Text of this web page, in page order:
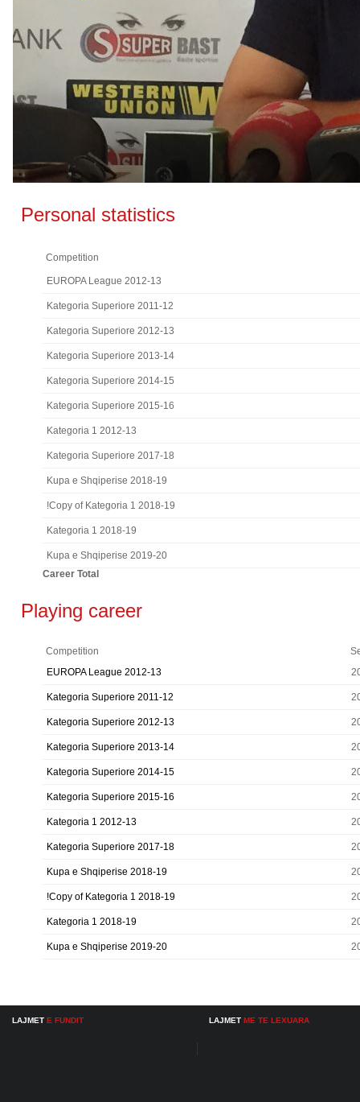
Personal statistics
Competition
EUROPA League 2012-13
Kategoria Superiore 2011-12
Kategoria Superiore 2012-13
Kategoria Superiore 2013-14
Kategoria Superiore 2014-15
Kategoria Superiore 2015-16
Kategoria 1 2012-13
Kategoria Superiore 2017-18
Kupa e Shqiperise 2018-19
!Copy of Kategoria 1 2018-19
Kategoria 1 2018-19
Kupa e Shqiperise 2019-20
Career Total
Playing career
Competition
EUROPA League 2012-13
Kategoria Superiore 2011-12
Kategoria Superiore 2012-13
Kategoria Superiore 2013-14
Kategoria Superiore 2014-15
Kategoria Superiore 2015-16
Kategoria 1 2012-13
Kategoria Superiore 2017-18
Kupa e Shqiperise 2018-19
!Copy of Kategoria 1 2018-19
Kategoria 1 2018-19
Kupa e Shqiperise 2019-20
LAJMET E FUNDIT LAJMET ME TE LEXUARA